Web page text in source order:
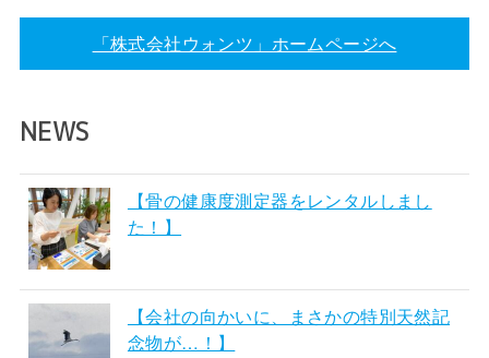
「株式会社ウォンツ」ホームページへ
NEWS
【骨の健康度測定器をレンタルしまし
た！】
【会社の向かいに、まさかの特別天然記
念物が…！】